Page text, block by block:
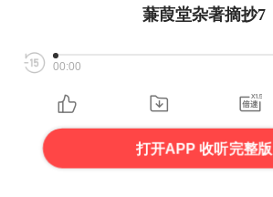
蒹葭堂杂著摘抄7
00:00
打开APP 收听完整版